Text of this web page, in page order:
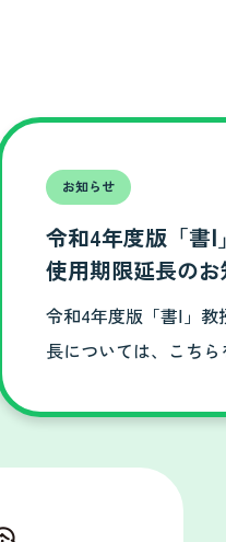
お知らせ
令和4年度版「書
使用期限延長の
令和4年度版「書Ⅰ」
長については、こちら